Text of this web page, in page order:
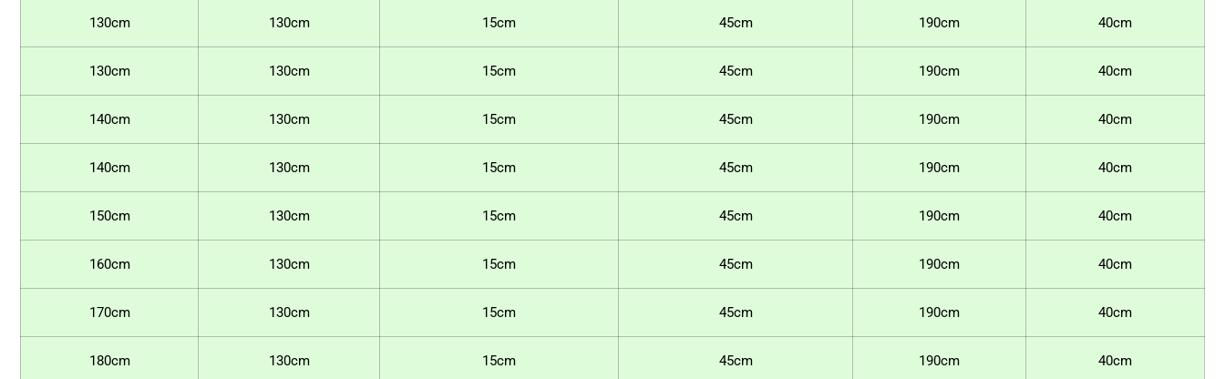
130cm 130cm 15cm 45cm 190cm 40cm
130cm 130cm 15cm 45cm 190cm 40cm
140cm 130cm 15cm 45cm 190cm 40cm
140cm 130cm 15cm 45cm 190cm 40cm
150cm 130cm 15cm 45cm 190cm 40cm
160cm 130cm 15cm 45cm 190cm 40cm
170cm 130cm 15cm 45cm 190cm 40cm
180cm 130cm 15cm 45cm 190cm 40cm